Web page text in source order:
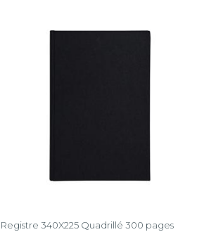
Registre 340X225 Quadrillé 300 pages